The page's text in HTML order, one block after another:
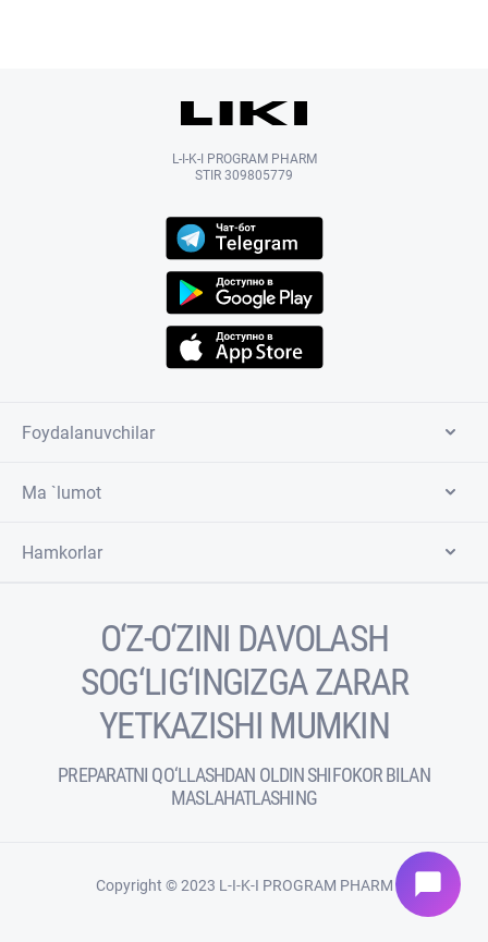
L-I-K-I PROGRAM PHARM
STIR 309805779
Foydalanuvchilar
Ma `lumot
Hamkorlar
O‘Z-O‘ZINI DAVOLASH
SOG‘LIG‘INGIZGA ZARAR
YETKAZISHI MUMKIN
PREPARATNI QO‘LLASHDAN OLDIN SHIFOKOR BILAN
MASLAHATLASHING
Copyright © 2023 L-I-K-I PROGRAM PHARM chat_bubble